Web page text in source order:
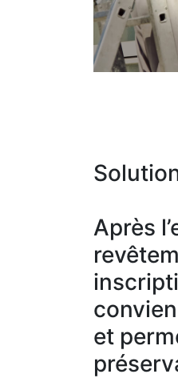
Après
et